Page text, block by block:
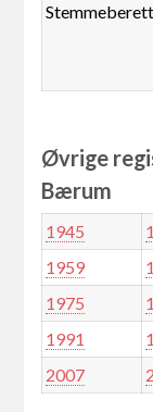
Øvrige
Bærum
1945
1959
1975
1991
2007